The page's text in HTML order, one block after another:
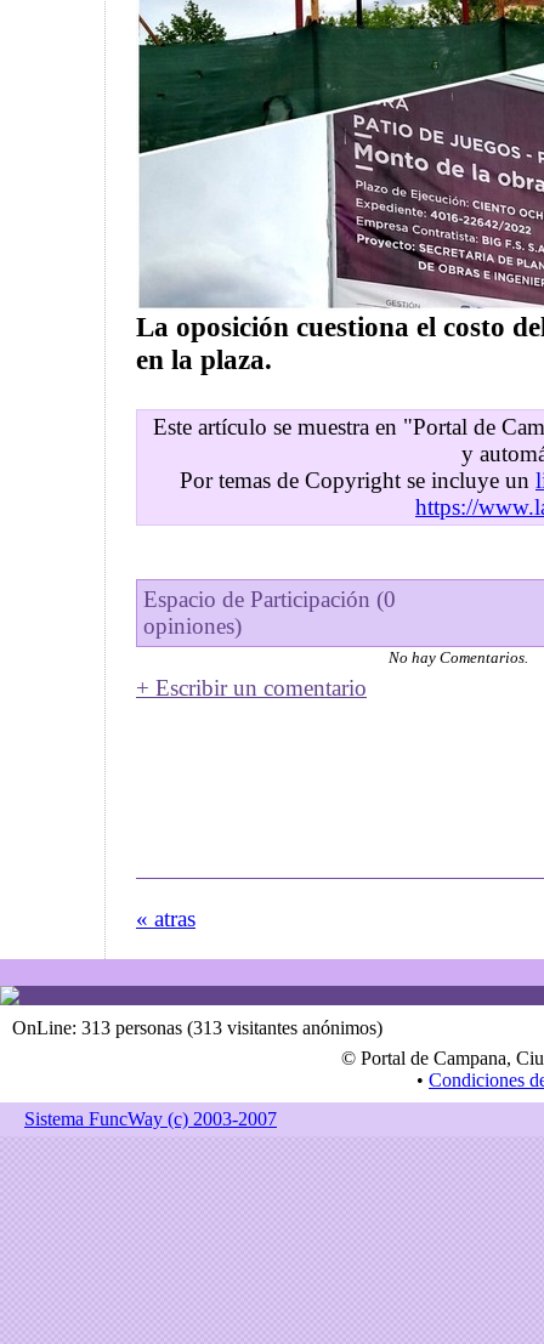
La oposición cuestiona el costo
en la plaza.
Este artículo se muestra en "Portal de
y
Por temas de Copyright se incluye un
https://
Espacio de Participación (0
opiniones)
No hay Comentarios.
+ Escribir un comentario
« atras
OnLine: 313 personas (313 visitantes anónimos)
© Portal de Campana,
• Condiciones
Sistema FuncWay (c) 2003-2007